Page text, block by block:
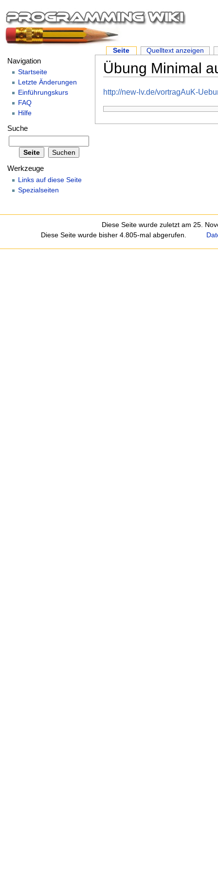
Übung Minimal
http://new-lv.de/vortragAuK-
Seite Quelltext anzeigen
Navigation
Startseite
Letzte Änderungen
Einführungskurs
FAQ
Hilfe
Suche
Werkzeuge
Links auf diese Seite
Spezialseiten
Diese Seite wurde zuletzt am 25.
Diese Seite wurde bisher 4.805-mal abgerufen.